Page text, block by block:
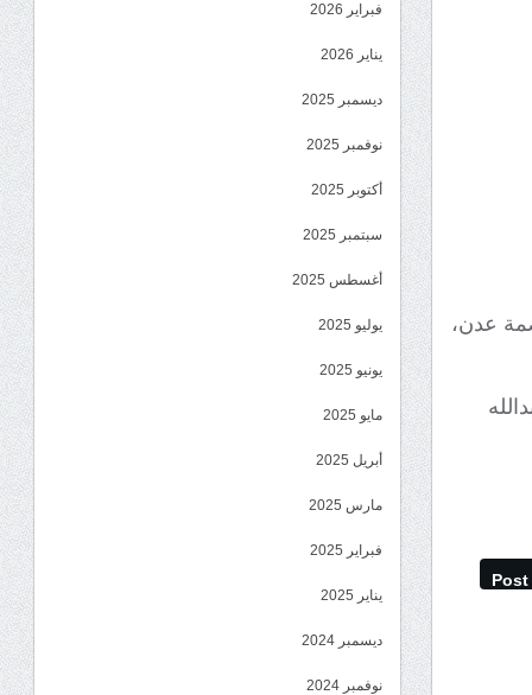
عدن،
Post
فبراير 2026
يناير 2026
ديسمبر 2025
نوفمبر 2025
أكتوبر 2025
سبتمبر 2025
أغسطس 2025
يوليو 2025
يونيو 2025
مايو 2025
أبريل 2025
مارس 2025
فبراير 2025
يناير 2025
ديسمبر 2024
نوفمبر 2024